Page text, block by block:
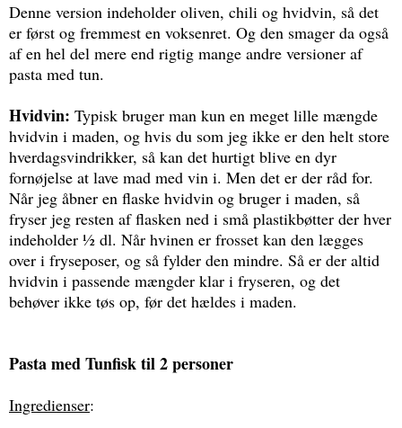
Denne version indeholder oliven, chili og hvidvin, så det
er først og fremmest en voksenret. Og den smager da også
af en hel del mere end rigtig mange andre versioner af
pasta med tun.
Hvidvin: Typisk bruger man kun en meget lille mængde
hvidvin i maden, og hvis du som jeg ikke er den helt store
hverdagsvindrikker, så kan det hurtigt blive en dyr
fornøjelse at lave mad med vin i. Men det er der råd for.
Når jeg åbner en flaske hvidvin og bruger i maden, så
fryser jeg resten af flasken ned i små plastikbøtter der hver
indeholder ½ dl. Når hvinen er frosset kan den lægges
over i fryseposer, og så fylder den mindre. Så er der altid
hvidvin i passende mængder klar i fryseren, og det
behøver ikke tøs op, før det hældes i maden.
Pasta med Tunfisk til 2 personer
Ingredienser: